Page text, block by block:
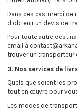
Dans ces cas, merci
d’obtenir un devis de
Pour toute autre
email à
trouver un transporteur
3. Nos services de
Quels que soient les
tout en œuvre pour
Les modes de